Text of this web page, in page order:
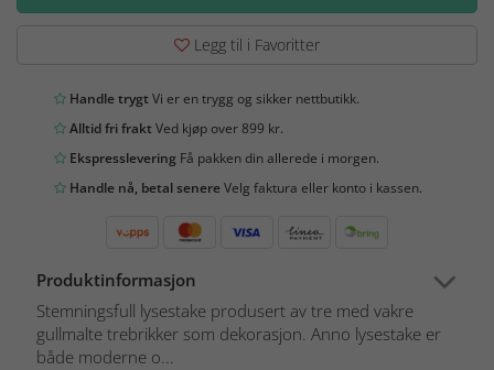
Legg til i Favoritter
Handle trygtVi er en trygg og sikker nettbutikk.
Alltid fri fraktVed kjøp over 899 kr.
Ekspresslevering Få pakken din allerede i morgen.
Handle nå, betal senereVelg faktura eller konto i kassen.
Produktinformasjon
Stemningsfull lysestake produsert av tre med vakre
gullmalte trebrikker som dekorasjon. Anno lysestake er
både moderne o...